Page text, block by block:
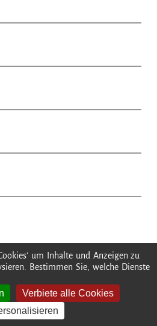
Impressum
um Inhalte und Anzeigen zu
Bestimmen Sie, welche Dienste
Verbiete alle Cookies